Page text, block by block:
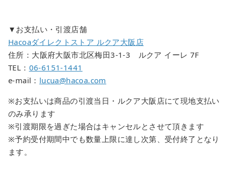
▼お支払い・引渡店舗
Hacoaダイレクトストア ルクア大阪店
住所：大阪府大阪市北区梅田3-1-3 ルクア イーレ 7F
TEL： 06-6151-1441
e-mail： lucua@hacoa.com
※お支払いは商品の引渡当日・ルクア大阪店にて現地支払い
のみ承ります
※引渡期限を過ぎた場合はキャンセルとさせて頂きます
※予約受付期間中でも数量上限に達し次第、受付終了となり
ます。